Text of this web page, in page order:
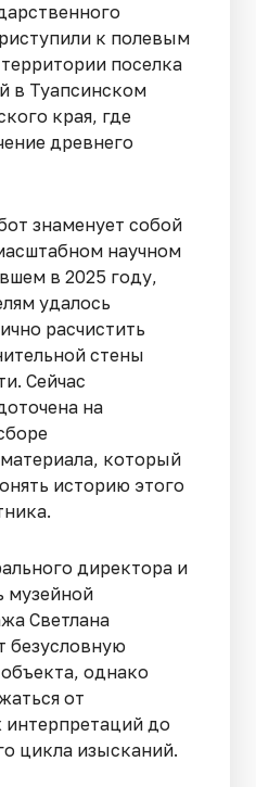
к полевым
поселка
в Туапсинском
края, где
древнего
знаменует собой
научном
в 2025 году,
удалось
расчистить
стены
Сейчас
на
который
историю этого
директора и
музейной
Светлана
безусловную
однако
от
до
цикла изысканий.